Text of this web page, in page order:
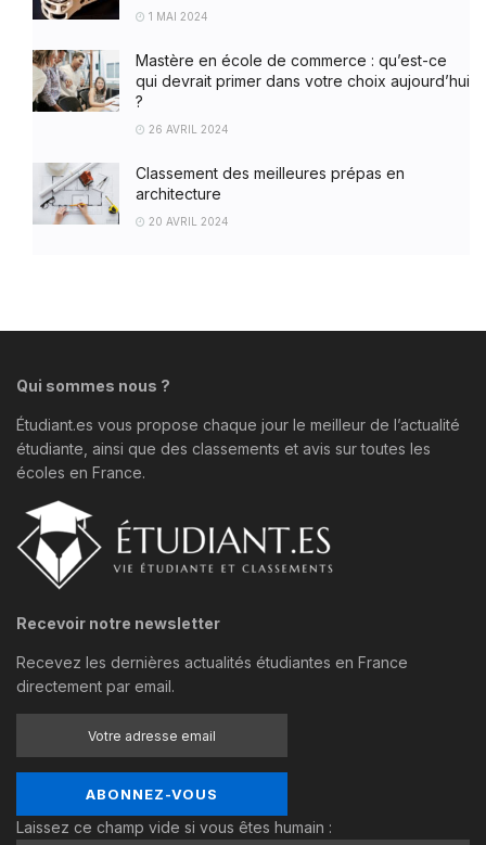
1 MAI 2024
Mastère en école de commerce : qu’est-ce
qui devrait primer dans votre choix aujourd’hui
?
26 AVRIL 2024
Classement des meilleures prépas en
architecture
20 AVRIL 2024
Qui sommes nous ?
Étudiant.es vous propose chaque jour le meilleur de l’actualité
étudiante, ainsi que des classements et avis sur toutes les
écoles en France.
Recevoir notre newsletter
Recevez les dernières actualités étudiantes en France
directement par email.
Laissez ce champ vide si vous êtes humain :